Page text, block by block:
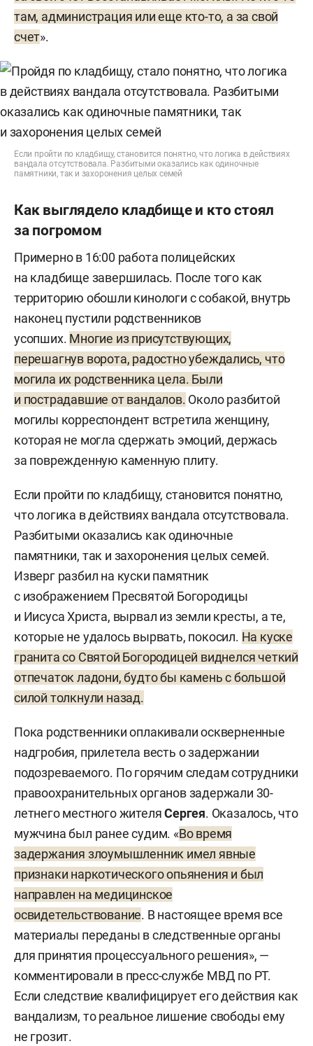
там, администрация или еще кто-то, а за свой
счет».
Если пройти по кладбищу, становится понятно, что логика в действиях
вандала отсутствовала. Разбитыми оказались как одиночные
памятники, так и захоронения целых семей
Как выглядело кладбище и кто стоял
за погромом
Примерно в 16:00 работа полицейских
на кладбище завершилась. После того как
территорию обошли кинологи с собакой, внутрь
наконец пустили родственников
усопших. Многие из присутствующих,
перешагнув ворота, радостно убеждались, что
могила их родственника цела. Были
и пострадавшие от вандалов. Около разбитой
могилы корреспондент встретила женщину,
которая не могла сдержать эмоций, держась
за поврежденную каменную плиту.
Если пройти по кладбищу, становится понятно,
что логика в действиях вандала отсутствовала.
Разбитыми оказались как одиночные
памятники, так и захоронения целых семей.
Изверг разбил на куски памятник
с изображением Пресвятой Богородицы
и Иисуса Христа, вырвал из земли кресты, а те,
которые не удалось вырвать, покосил. На куске
гранита со Святой Богородицей виднелся четкий
отпечаток ладони, будто бы камень с большой
силой толкнули назад.
Пока родственники оплакивали оскверненные
надгробия, прилетела весть о задержании
подозреваемого. По горячим следам сотрудники
правоохранительных органов задержали 30-
летнего местного жителяСергея. Оказалось, что
мужчина был ранее судим. «Во время
задержания злоумышленник имел явные
признаки наркотического опьянения и был
направлен на медицинское
освидетельствование. В настоящее время все
материалы переданы в следственные органы
для принятия процессуального решения», —
комментировали в пресс-службе МВД по РТ.
Если следствие квалифицирует его действия как
вандализм, то реальное лишение свободы ему
не грозит.